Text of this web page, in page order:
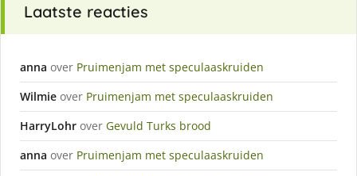
Laatste reacties
anna over Pruimenjam met speculaaskruiden
Wilmie over Pruimenjam met speculaaskruiden
HarryLohr over Gevuld Turks brood
anna over Pruimenjam met speculaaskruiden